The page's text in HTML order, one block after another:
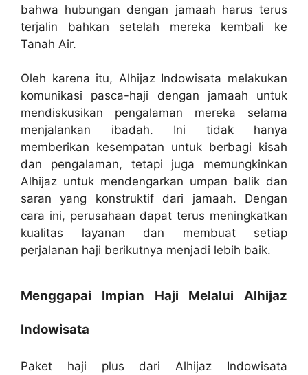
bahwa hubungan dengan jamaah harus terus
terjalin bahkan setelah mereka kembali ke
Tanah Air.
Oleh karena itu, Alhijaz Indowisata melakukan
komunikasi pasca-haji dengan jamaah untuk
mendiskusikan pengalaman mereka selama
menjalankan ibadah. Ini tidak hanya
memberikan kesempatan untuk berbagi kisah
dan pengalaman, tetapi juga memungkinkan
Alhijaz untuk mendengarkan umpan balik dan
saran yang konstruktif dari jamaah. Dengan
cara ini, perusahaan dapat terus meningkatkan
kualitas layanan dan membuat setiap
perjalanan haji berikutnya menjadi lebih baik.
Menggapai Impian Haji Melalui Alhijaz
Indowisata
Paket haji plus dari Alhijaz Indowisata